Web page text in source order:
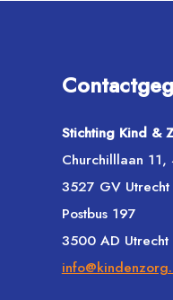
Stichting Kind &
Churchilllaan
3527 GV Utrecht
Postbus 197
3500 AD Utrecht